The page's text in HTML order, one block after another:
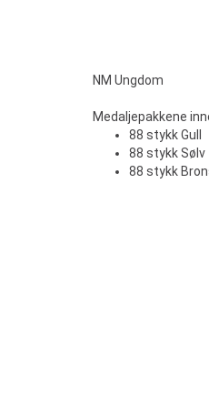
NM Ungdom
Medaljepakkene
88 stykk Gull
88 stykk Sølv
88 stykk